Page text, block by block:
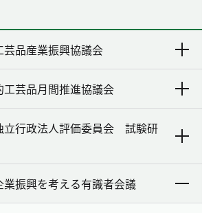
芸品産業振興協議会
工芸品月間推進協議会
立行政法人評価委員会 試験研
業振興を考える有識者会議